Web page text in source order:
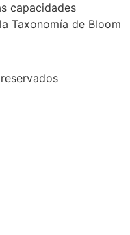
capacidades
Taxonomía de Bloom